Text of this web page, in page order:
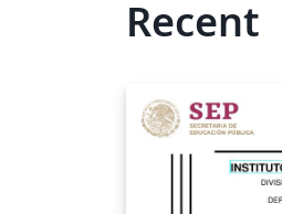
Recent